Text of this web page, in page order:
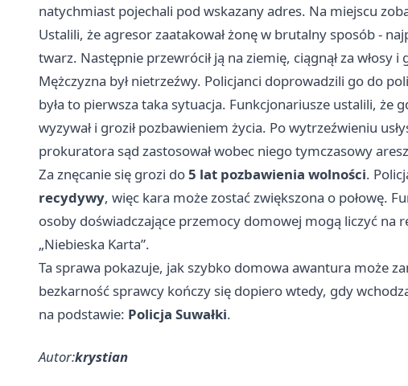
natychmiast pojechali pod wskazany adres. Na miejscu
Ustalili, że agresor zaatakował żonę w brutalny sposób -
twarz. Następnie przewrócił ją na ziemię, ciągnął za włosy i
Mężczyzna był nietrzeźwy. Policjanci doprowadzili go do
była to pierwsza taka sytuacja. Funkcjonariusze ustalili, że
wyzywał i groził pozbawieniem życia. Po wytrzeźwieniu
prokuratora sąd zastosował wobec niego tymczasowy
Za znęcanie się grozi do5 lat pozbawienia wolności.
recydywy, więc kara może zostać zwiększona o połowę.
osoby doświadczające przemocy domowej mogą liczyć na
„Niebieska Karta”.
Ta sprawa pokazuje, jak szybko domowa awantura może
bezkarność sprawcy kończy się dopiero wtedy, gdy
na podstawie: Policja Suwałki.
Autor:krystian